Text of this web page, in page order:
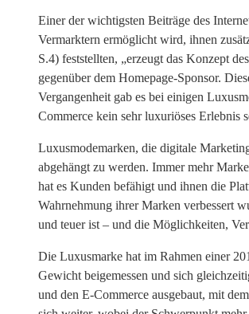
Einer der wichtigsten Beiträge des
Vermarktern ermöglicht wird, ihnen
S.4) feststellten, „erzeugt das Konzept
gegenüber dem Homepage-Sponsor.
Vergangenheit gab es bei einigen
Commerce kein sehr luxuriöses Erlebnis
Luxusmodemarken, die digitale
abgehängt zu werden. Immer mehr
hat es Kunden befähigt und ihnen die
Wahrnehmung ihrer Marken verbessert
und teuer ist – und die Möglichkeiten,
Die Luxusmarke hat im Rahmen einer
Gewicht beigemessen und sich
und den E-Commerce ausgebaut, mit